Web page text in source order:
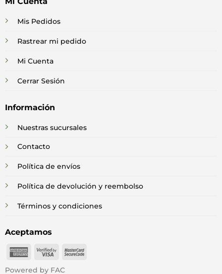
Mis Pedidos
Rastrear mi pedido
Mi Cuenta
Cerrar Sesión
Información
Nuestras sucursales
Contacto
Política de envíos
Política de devolución y reembolso
Términos y condiciones
Aceptamos
American
Visa
MasterCard
Powered by FAC